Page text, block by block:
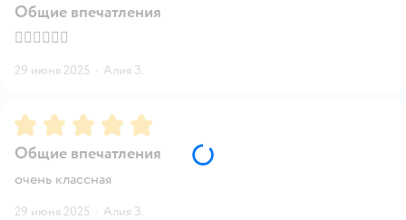
Общие впечатления
👍🏻👍🏻👍🏻
29 июня 2025 · Алия З.
Рейтинг:5
Общие впечатления
очень классная
29 июня 2025 · Алия З.